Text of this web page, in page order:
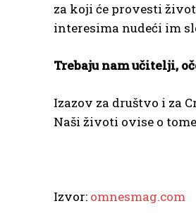
za koji će provesti
interesima nudeći im
Trebaju nam učitelji,
Izazov za društvo i za
Naši životi ovise o
Izvor: omnesmag.com